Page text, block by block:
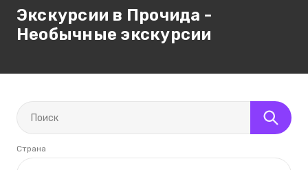
Экскурсии в Прочида -
Необычные экскурсии
Страна